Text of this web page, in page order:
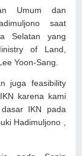
Umum dan
saat
Selatan yang
of Land,
Yoon-Sang.
juga feasibility
karena kami
IKN pada
Hadimuljono ,